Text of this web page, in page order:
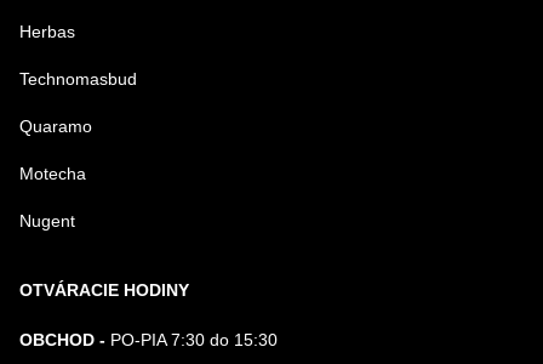
Herbas
Technomasbud
Quaramo
Motecha
Nugent
OTVÁRACIE HODINY
OBCHOD - PO-PIA 7:30 do 15:30